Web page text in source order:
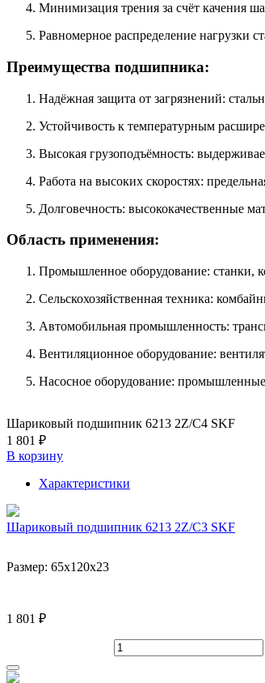
Минимизация трения за счёт качения
Равномерное распределение нагрузки
Преимущества подшипника:
Надёжная защита от загрязнений:
Устойчивость к температурным
Высокая грузоподъёмность:
Работа на высоких скоростях:
Долговечность: высококачественные
Область применения:
Промышленное оборудование: станки,
Сельскохозяйственная техника:
Автомобильная промышленность:
Вентиляционное оборудование:
Насосное оборудование:
Шариковый подшипник 6213 2Z/C4 SKF
1 801 ₽
В корзину
Характеристики
Шариковый подшипник 6213 2Z/C3 SKF
Размер: 65x120x23
1 801 ₽